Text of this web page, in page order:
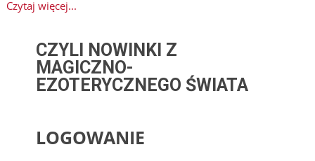
Czytaj więcej...
CZYLI NOWINKI Z
MAGICZNO-
EZOTERYCZNEGO ŚWIATA
LOGOWANIE